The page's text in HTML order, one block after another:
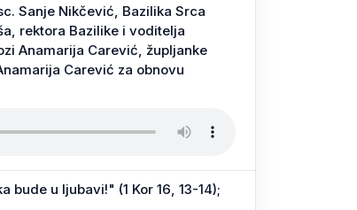
Sanje Nikčević, Bazilika Srca
rektora Bazilike i voditelja
Anamarija Carević, župljanke
Carević za obnovu
u ljubavi!" (1 Kor 16, 13-14);